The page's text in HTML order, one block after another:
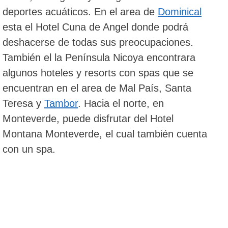
deportes acuáticos. En el area de Dominical
esta el Hotel Cuna de Angel donde podrá
deshacerse de todas sus preocupaciones.
También el la Península Nicoya encontrara
algunos hoteles y resorts con spas que se
encuentran en el area de Mal País, Santa
Teresa y Tambor. Hacia el norte, en
Monteverde, puede disfrutar del Hotel
Montana Monteverde, el cual también cuenta
con un spa.